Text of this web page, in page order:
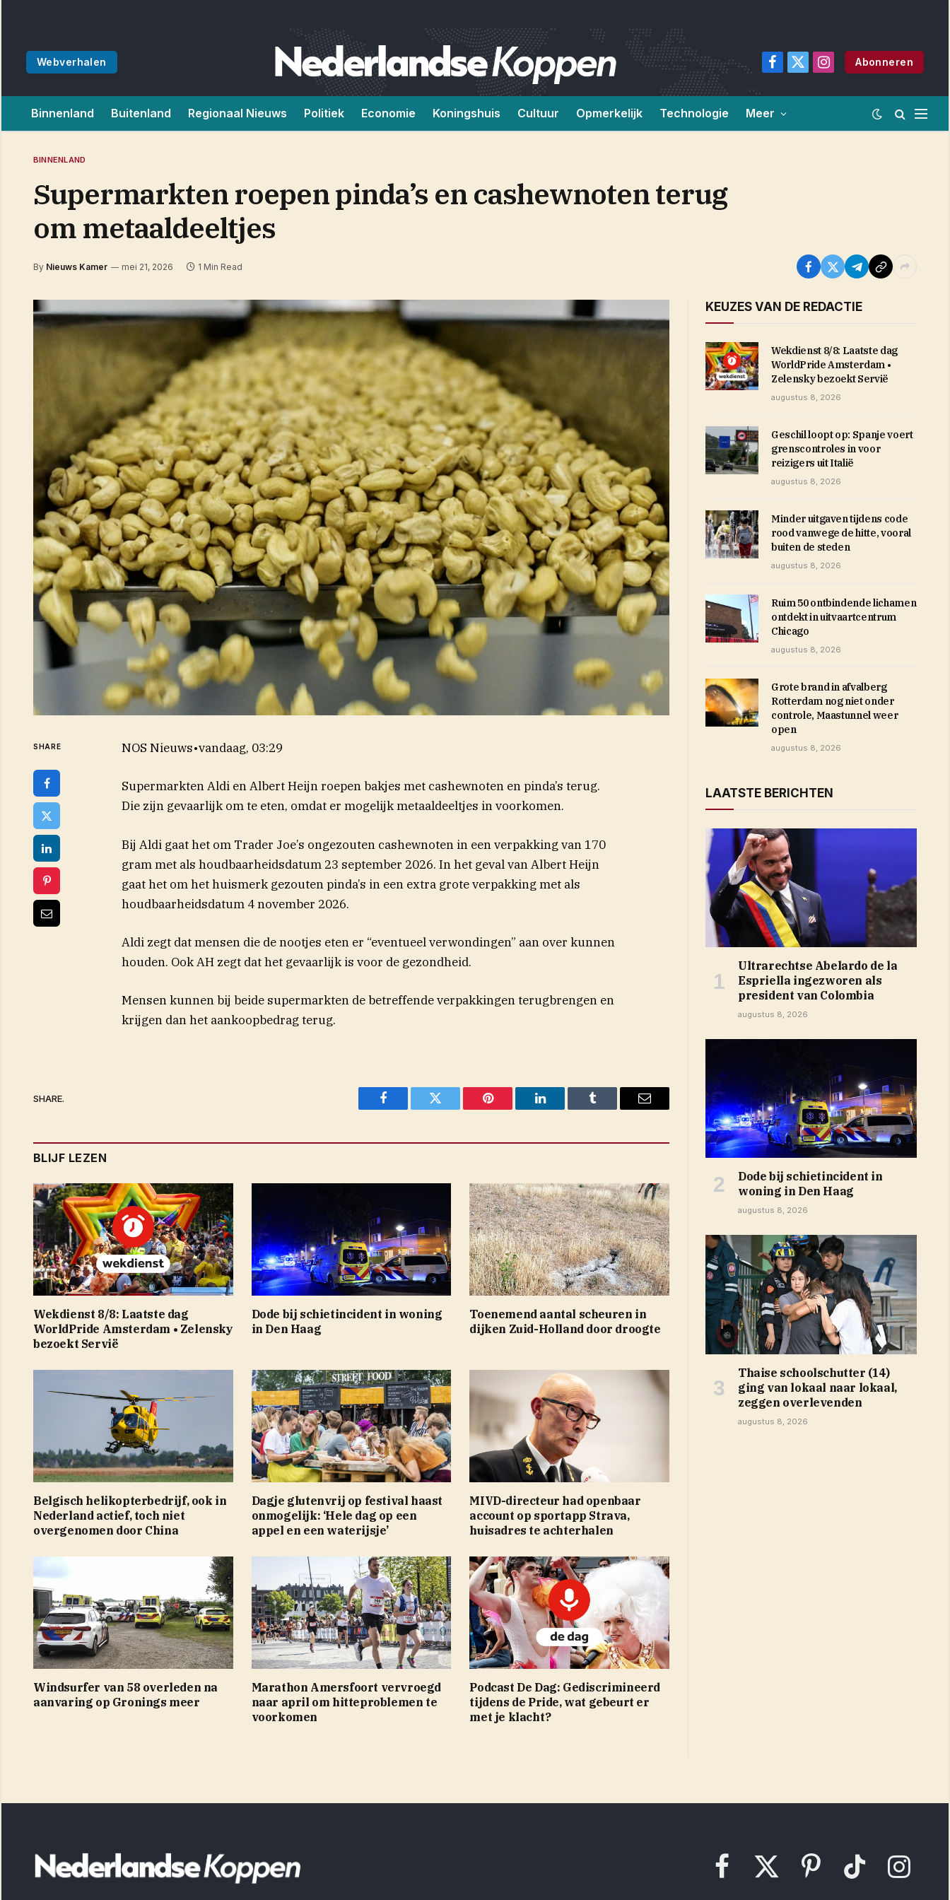
Webverhalen
Facebook
X
Instagram
Abonneren
Binnenland Buitenland Regionaal Nieuws Politiek Economie Koningshuis Cultuur Opmerkelijk Technologie Meer
BINNENLAND
Supermarkten roepen pinda’s en cashewnoten terug
om metaaldeeltjes
By Nieuws Kamer mei 21, 2026 1 Min Read
SHARE NOS Nieuws•vandaag, 03:29
Supermarkten Aldi en Albert Heijn roepen bakjes met cashewnoten en pinda’s terug.
Die zijn gevaarlijk om te eten, omdat er mogelijk metaaldeeltjes in voorkomen.
Bij Aldi gaat het om Trader Joe’s ongezouten cashewnoten in een verpakking van 170
gram met als houdbaarheidsdatum 23 september 2026. In het geval van Albert Heijn
gaat het om het huismerk gezouten pinda’s in een extra grote verpakking met als
houdbaarheidsdatum 4 november 2026.
Aldi zegt dat mensen die de nootjes eten er “eventueel verwondingen” aan over kunnen
houden. Ook AH zegt dat het gevaarlijk is voor de gezondheid.
Mensen kunnen bij beide supermarkten de betreffende verpakkingen terugbrengen en
krijgen dan het aankoopbedrag terug.
SHARE.
Facebook Twitter Pinterest LinkedIn Tumblr Email
BLIJF LEZEN
Wekdienst 8/8: Laatste dag
WorldPride Amsterdam • Zelensky
bezoekt Servië
Dode bij schietincident in woning
in Den Haag
Toenemend aantal scheuren in
dijken Zuid-Holland door droogte
Belgisch helikopterbedrijf, ook in
Nederland actief, toch niet
overgenomen door China
Dagje glutenvrij op festival haast
onmogelijk: ‘Hele dag op een
appel en een waterijsje’
MIVD-directeur had openbaar
account op sportapp Strava,
huisadres te achterhalen
Windsurfer van 58 overleden na
aanvaring op Gronings meer
Marathon Amersfoort vervroegd
naar april om hitteproblemen te
voorkomen
Podcast De Dag: Gediscrimineerd
tijdens de Pride, wat gebeurt er
met je klacht?
KEUZES VAN DE REDACTIE
Wekdienst 8/8: Laatste dag
WorldPride Amsterdam •
Zelensky bezoekt Servië
augustus 8, 2026
Geschil loopt op: Spanje voert
grenscontroles in voor
reizigers uit Italië
augustus 8, 2026
Minder uitgaven tijdens code
rood vanwege de hitte, vooral
buiten de steden
augustus 8, 2026
Ruim 50 ontbindende lichamen
ontdekt in uitvaartcentrum
Chicago
augustus 8, 2026
Grote brand in afvalberg
Rotterdam nog niet onder
controle, Maastunnel weer
open
augustus 8, 2026
LAATSTE BERICHTEN
Ultrarechtse Abelardo de la
Espriella ingezworen als
president van Colombia
augustus 8, 2026
Dode bij schietincident in
woning in Den Haag
augustus 8, 2026
Thaise schoolschutter (14)
ging van lokaal naar lokaal,
zeggen overlevenden
augustus 8, 2026
FacebookX
Pinterest TikTok Instagram